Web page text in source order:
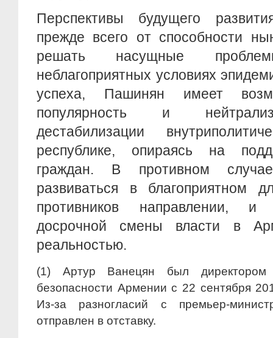
Перспективы будущего
прежде всего от способности
решать насущные
неблагоприятных условиях
успеха, Пашинян имеет
популярность и
дестабилизации
республике, опираясь на
граждан. В противном
развиваться в благоприятном
противников направлении, и
досрочной смены власти в
реальностью.
(1) Артур Ванецян был директором
безопасности Армении с 22 сентября
Из-за разногласий с премьер-
отправлен в отставку.